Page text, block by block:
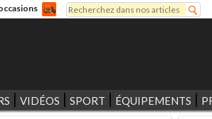
Formulaire de recherche
Rechercher
VIDÉOS SPORT ÉQUIPEMENTS